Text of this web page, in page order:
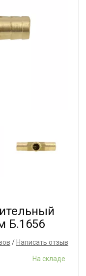
Б.1656
/ Написать отзыв
На складе